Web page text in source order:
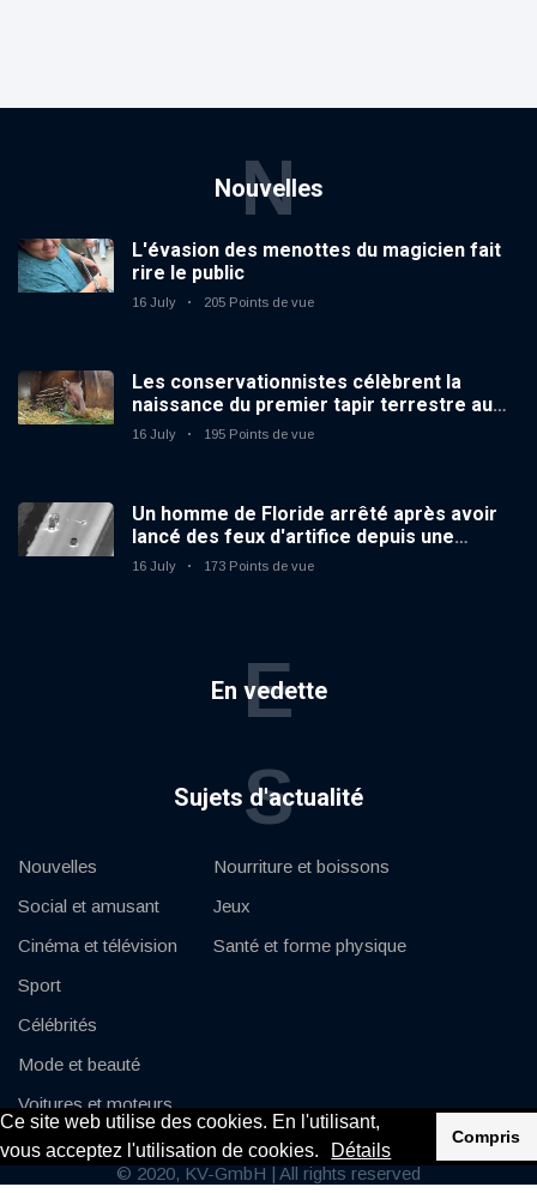
Ce site web utilise des cookies. En l'utilisant,
vous acceptez l'utilisation de cookies.
Détails
Compris
Nouvelles
N
L'évasion des menottes du magicien fait
rire le public
16 July 205 Points de vue
Les conservationnistes célèbrent la
naissance du premier tapir terrestre au
zoo du Royaume-Uni depuis 14 ans
16 July 195 Points de vue
Un homme de Floride arrêté après avoir
lancé des feux d'artifice depuis une
voiture en mouvement
16 July 173 Points de vue
En vedette
E
Sujets d'actualité
S
Nouvelles
Social et amusant
Cinéma et télévision
Sport
Célébrités
Mode et beauté
Voitures et moteurs
Nourriture et boissons
Jeux
Santé et forme physique
© 2020, KV-GmbH | All rights reserved